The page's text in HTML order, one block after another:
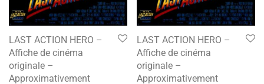
LAST ACTION HERO –
Affiche de cinéma
originale –
Approximativement
LAST ACTION HERO –
Affiche de cinéma
originale –
Approximativement